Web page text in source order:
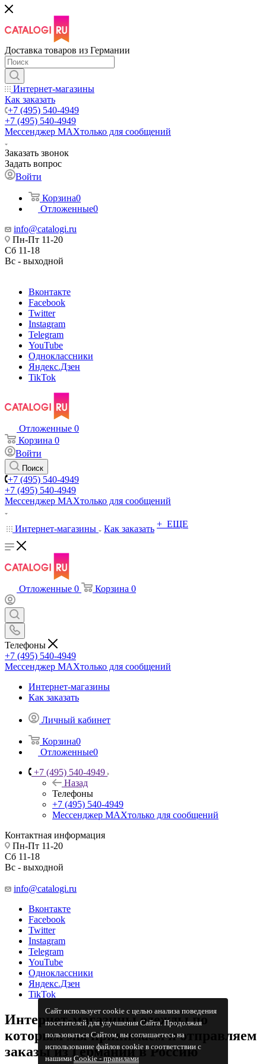
Сайт использует cookie с целью анализа поведения
посетителей для улучшения Сайта. Продолжая
пользоваться Сайтом, вы соглашаетесь на
использование файлов cookie в соответствии с
нашимиCookiе - правилами
Доставка товаров из Германии
Интернет-магазины
Как заказать
+7 (495) 540-4949
+7 (495) 540-4949
Мессенджер МАХтолько для сообщений
Заказать звонок
Задать вопрос
Войти
Корзина0
Отложенные0
info@catalogi.ru
Пн-Пт 11-20
Сб 11-18
Вс - выходной
Вконтакте
Facebook
Twitter
Instagram
Telegram
YouTube
Одноклассники
Яндекс.Дзен
TikTok
Отложенные 0
Корзина 0
Войти
Поиск
+7 (495) 540-4949
+7 (495) 540-4949
Мессенджер МАХтолько для сообщений
Интернет-магазины Как заказать + ЕЩЕ
Отложенные 0 Корзина 0
Телефоны
+7 (495) 540-4949
Мессенджер МАХтолько для сообщений
Интернет-магазины
Как заказать
Личный кабинет
Корзина0
Отложенные0
+7 (495) 540-4949
Назад
Телефоны
+7 (495) 540-4949
Мессенджер МАХтолько для сообщений
Контактная информация
Пн-Пт 11-20
Сб 11-18
Вс - выходной
info@catalogi.ru
Вконтакте
Facebook
Twitter
Instagram
Telegram
YouTube
Одноклассники
Яндекс.Дзен
TikTok
Интернет-магазины одежды по
которым мы принимаем и отправляем
заказы из Германии в Россию